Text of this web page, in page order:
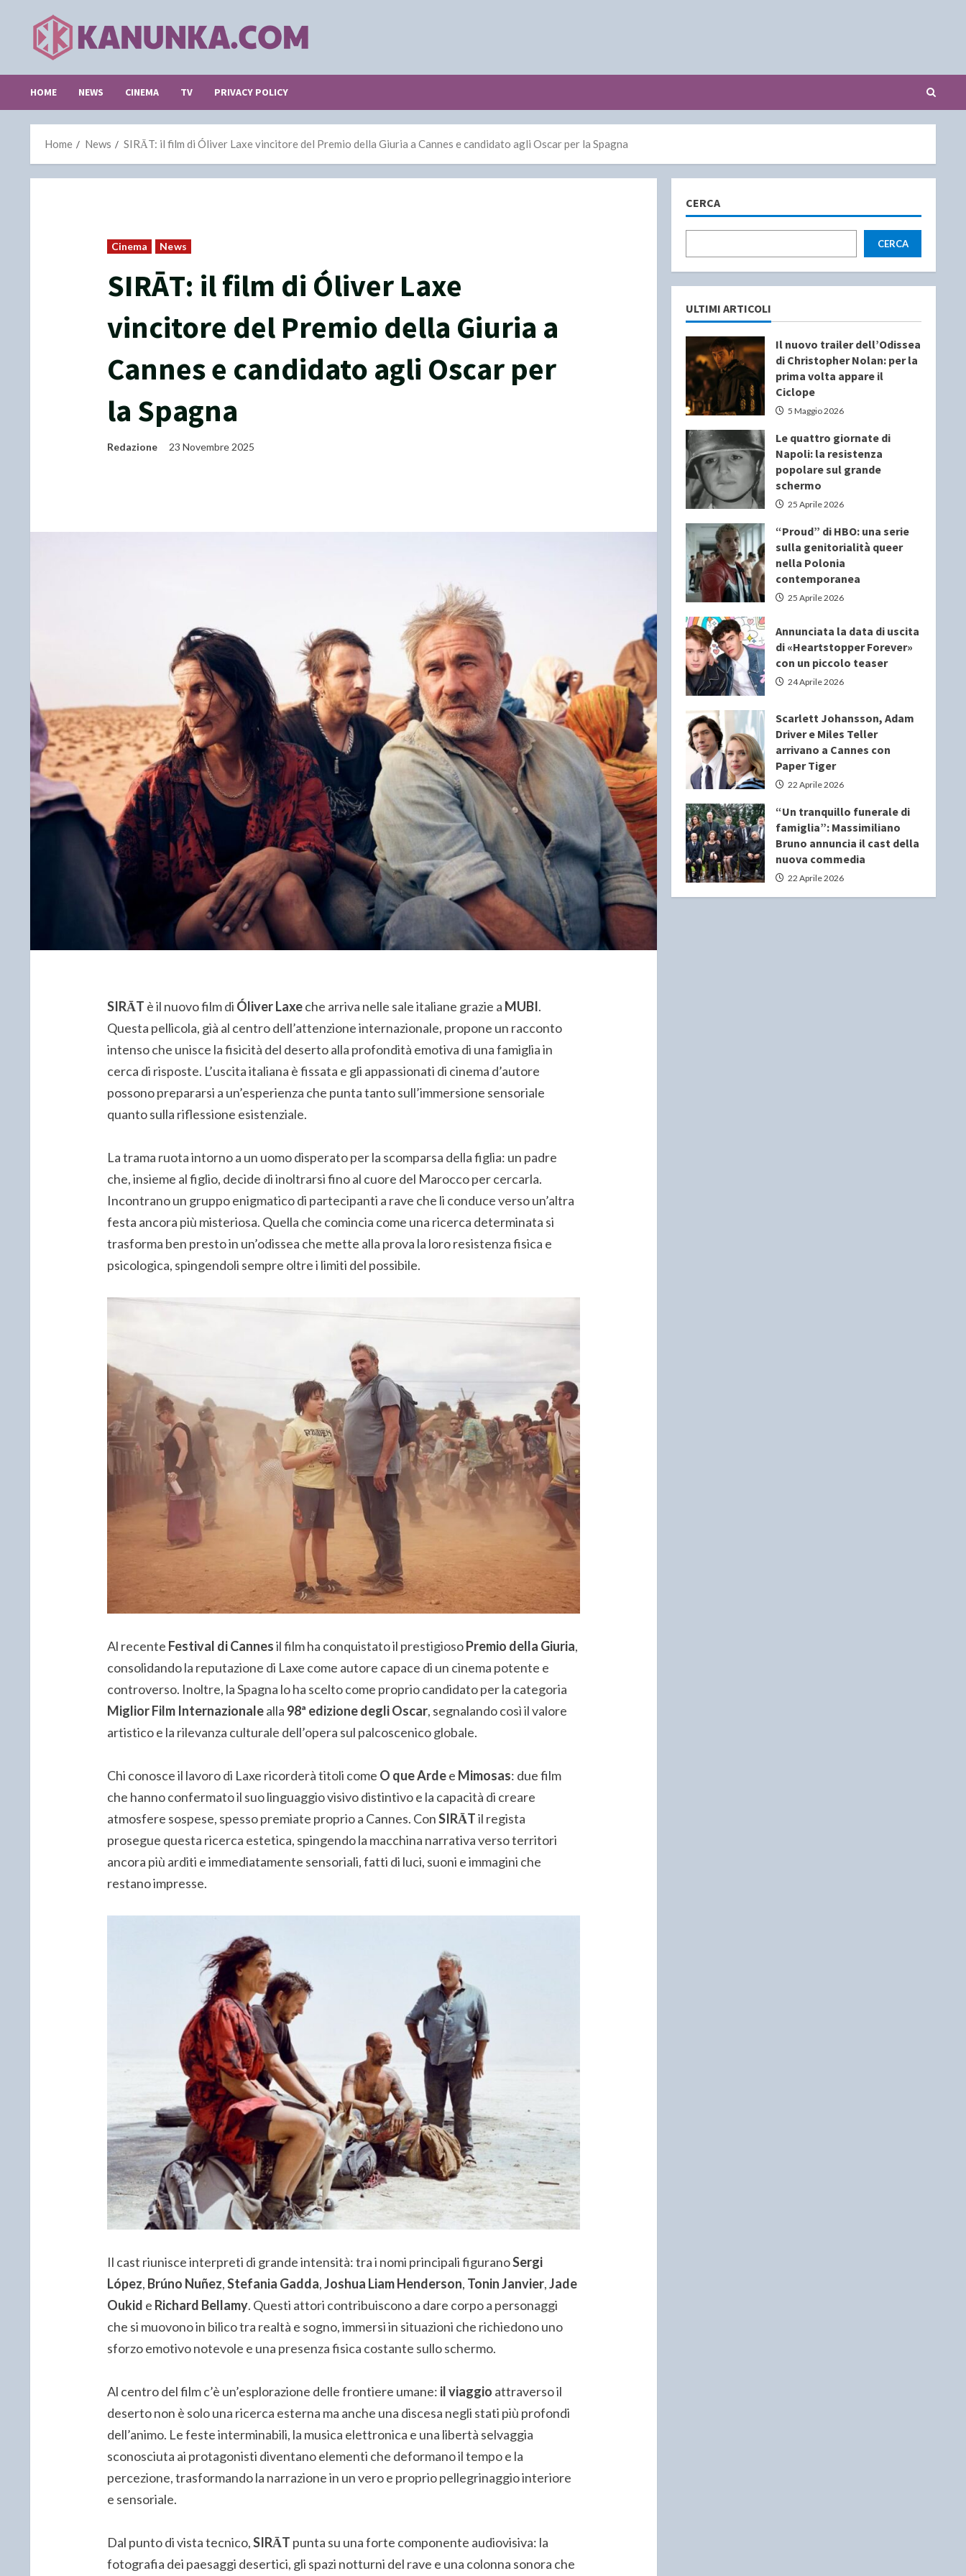
content
HOME NEWS CINEMA TV PRIVACY POLICY
Home News SIRĀT: il film di Óliver Laxe vincitore del Premio della Giuria a Cannes e candidato agli Oscar per la Spagna
Cinema News
SIRĀT: il film di Óliver Laxe
vincitore del Premio della Giuria a
Cannes e candidato agli Oscar per
la Spagna
Redazione 23 Novembre 2025
SIRĀT è il nuovo film di Óliver Laxeche arriva nelle sale italiane grazie a MUBI.
Questa pellicola, già al centro dell’attenzione internazionale, propone un racconto
intenso che unisce la fisicità del deserto alla profondità emotiva di una famiglia in
cerca di risposte. L’uscita italiana è fissata e gli appassionati di cinema d’autore
possono prepararsi a un’esperienza che punta tanto sull’immersione sensoriale
quanto sulla riflessione esistenziale.
La trama ruota intorno a un uomo disperato per la scomparsa della figlia: un padre
che, insieme al figlio, decide di inoltrarsi fino al cuore del Marocco per cercarla.
Incontrano un gruppo enigmatico di partecipanti a rave che li conduce verso un’altra
festa ancora più misteriosa. Quella che comincia come una ricerca determinata si
trasforma ben presto in un’odissea che mette alla prova la loro resistenza fisica e
psicologica, spingendoli sempre oltre i limiti del possibile.
Al recente Festival di Cannesil film ha conquistato il prestigiosoPremio della Giuria,
consolidando la reputazione di Laxe come autore capace di un cinema potente e
controverso. Inoltre, la Spagna lo ha scelto come proprio candidato per la categoria
Miglior Film Internazionalealla 98ª edizione degli Oscar, segnalando così il valore
artistico e la rilevanza culturale dell’opera sul palcoscenico globale.
Chi conosce il lavoro di Laxe ricorderà titoli come O que Ardee Mimosas: due film
che hanno confermato il suo linguaggio visivo distintivo e la capacità di creare
atmosfere sospese, spesso premiate proprio a Cannes. ConSIRĀTil regista
prosegue questa ricerca estetica, spingendo la macchina narrativa verso territori
ancora più arditi e immediatamente sensoriali, fatti di luci, suoni e immagini che
restano impresse.
Il cast riunisce interpreti di grande intensità: tra i nomi principali figuranoSergi
López, Brúno Nuñez,Stefania Gadda,Joshua Liam Henderson, Tonin Janvier,Jade
Oukid e Richard Bellamy. Questi attori contribuiscono a dare corpo a personaggi
che si muovono in bilico tra realtà e sogno, immersi in situazioni che richiedono uno
sforzo emotivo notevole e una presenza fisica costante sullo schermo.
Al centro del film c’è un’esplorazione delle frontiere umane: il viaggio attraverso il
deserto non è solo una ricerca esterna ma anche una discesa negli stati più profondi
dell’animo. Le feste interminabili, la musica elettronica e una libertà selvaggia
sconosciuta ai protagonisti diventano elementi che deformano il tempo e la
percezione, trasformando la narrazione in un vero e proprio pellegrinaggio interiore
e sensoriale.
Dal punto di vista tecnico,SIRĀT punta su una forte componente audiovisiva: la
fotografia dei paesaggi desertici, gli spazi notturni del rave e una colonna sonora che
CERCA
CERCA
ULTIMI ARTICOLI
Il nuovo trailer dell’Odissea
di Christopher Nolan: per la
prima volta appare il
Ciclope
5 Maggio 2026
Le quattro giornate di
Napoli: la resistenza
popolare sul grande
schermo
25 Aprile 2026
“Proud” di HBO: una serie
sulla genitorialità queer
nella Polonia
contemporanea
25 Aprile 2026
Annunciata la data di uscita
di «Heartstopper Forever»
con un piccolo teaser
24 Aprile 2026
Scarlett Johansson, Adam
Driver e Miles Teller
arrivano a Cannes con
Paper Tiger
22 Aprile 2026
“Un tranquillo funerale di
famiglia”: Massimiliano
Bruno annuncia il cast della
nuova commedia
22 Aprile 2026